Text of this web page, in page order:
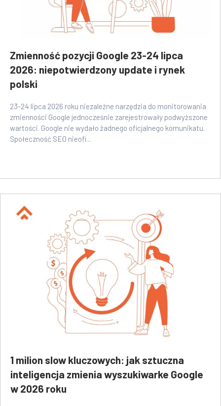
Zmienność pozycji Google 23-24 lipca
2026: niepotwierdzony update i rynek
polski
23-24 lipca 2026 roku niezależne narzędzia do monitorowania
zmienności Google jednocześnie zarejestrowały podwyższone
wartości. Google nie wydało żadnego oficjalnego komunikatu.
Społeczność SEO nieofi...
1 milion slow kluczowych: jak sztuczna
inteligencja zmienia wyszukiwarke Google
w 2026 roku